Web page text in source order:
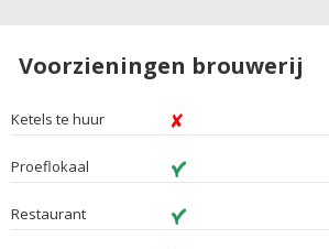
Voorzieningen brouwerij
Ketels te huur
Proeflokaal
Restaurant